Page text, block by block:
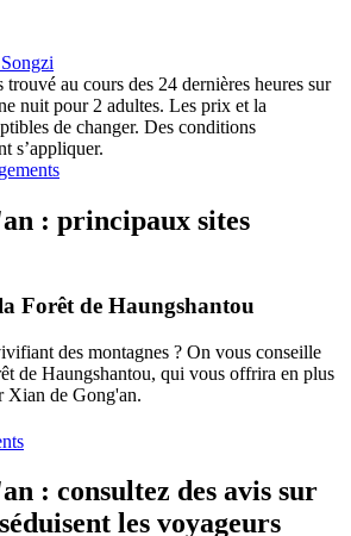
au cours des 24 dernières heures sur
nuit pour 2 adultes. Les prix et la
de changer. Des conditions
s’appliquer.
: principaux sites
Forêt de Haungshantou
des montagnes ? On vous conseille
de Haungshantou, qui vous offrira en plus
Xian de Gong'an.
: consultez des avis sur
les voyageurs